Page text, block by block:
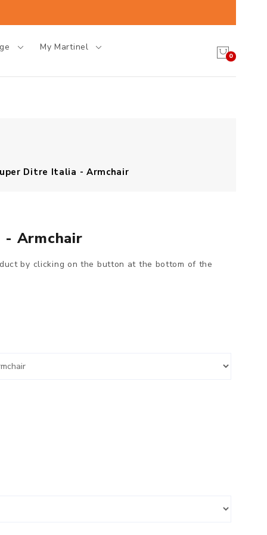
My Martinel
0
Ditre Italia - Armchair
- Armchair
by clicking on the button at the bottom of the